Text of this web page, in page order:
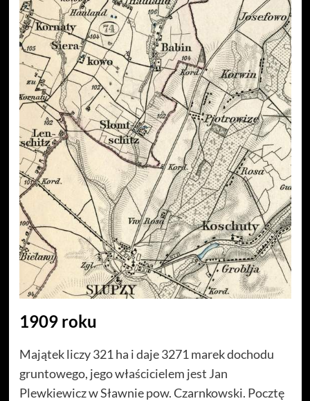
1909 roku
Majątek liczy 321 ha i daje 3271 marek dochodu
gruntowego, jego właścicielem jest Jan
Plewkiewicz w Sławnie pow. Czarnkowski. Pocztę